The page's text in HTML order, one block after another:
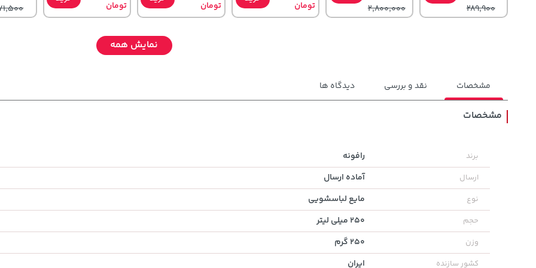
289,900
2,800,000
تومان
تومان
تومان
165,900
3,310,000
نمایش همه
مشخصات نقد و بررسی دیدگاه ها
مشخصات
برند رافونه
ارسال آماده ارسال
نوع مایع لباسشویی
حجم 250 میلی لیتر
وزن 250 گرم
کشور سازنده ایران